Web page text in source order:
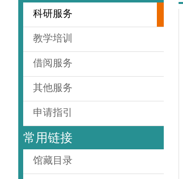
科研服务
教学培训
借阅服务
其他服务
申请指引
常用链接
馆藏目录